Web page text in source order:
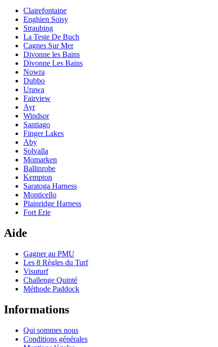
Clairefontaine
Enghien Soisy
Straubing
La Teste De Buch
Cagnes Sur Mer
Divonne les Bains
Divonne Les Bains
Nowra
Dubbo
Urawa
Fairview
Ayr
Windsor
Santiago
Finger Lakes
Aby
Solvalla
Momarken
Ballinrobe
Kempton
Saratoga Harness
Monticello
Plainridge Harness
Fort Erie
Aide
Gagner au PMU
Les 8 Règles du Turf
Visuturf
Challenge Quinté
Méthode Paddock
Informations
Qui sommes nous
Conditions générales